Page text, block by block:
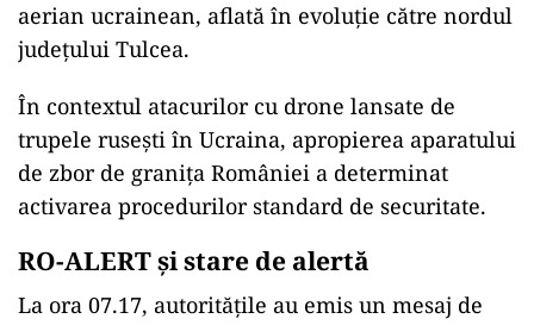
aerian ucrainean, aflată în evoluție către nordul
județului Tulcea.
În contextul atacurilor cu drone lansate de
trupele rusești în Ucraina, apropierea aparatului
de zbor de granița României a determinat
activarea procedurilor standard de securitate.
RO-ALERT și stare de alertă
La ora 07.17, autoritățile au emis un mesaj de